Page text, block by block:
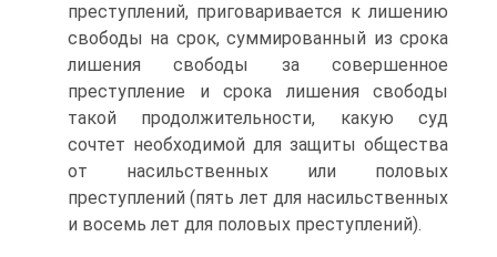
преступлений, приговаривается к лишению
свободы на срок, суммированный из срока
лишения свободы за совершенное
преступление и срока лишения свободы
такой продолжительности, какую суд
сочтет необходимой для защиты общества
от насильственных или половых
преступлений (пять лет для насильственных
и восемь лет для половых преступлений).